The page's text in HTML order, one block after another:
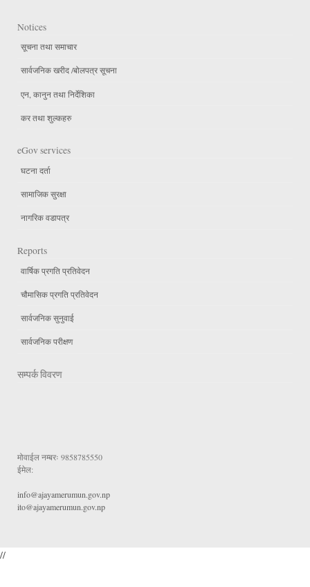
Notices
सूचना तथा समाचार
सार्वजनिक खरीद /बोलपत्र सूचना
एन, कानुन तथा निर्देशिका
कर तथा शुल्कहरु
eGov services
घटना दर्ता
सामाजिक सुरक्षा
नागरिक वडापत्र
Reports
वार्षिक प्रगति प्रतिवेदन
चौमासिक प्रगति प्रतिवेदन
सार्वजनिक सुनुवाई
सार्वजनिक परीक्षण
सम्पर्क विवरण
मोवाईल नम्बरः 9858785550
ईमेल:
info@ajayamerumun.gov.np
ito@ajayamerumun.gov.np
//